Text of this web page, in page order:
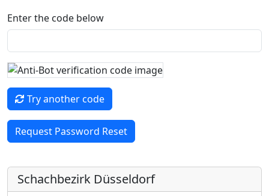
Enter the code below
Try another code
Schachbezirk Düsseldorf